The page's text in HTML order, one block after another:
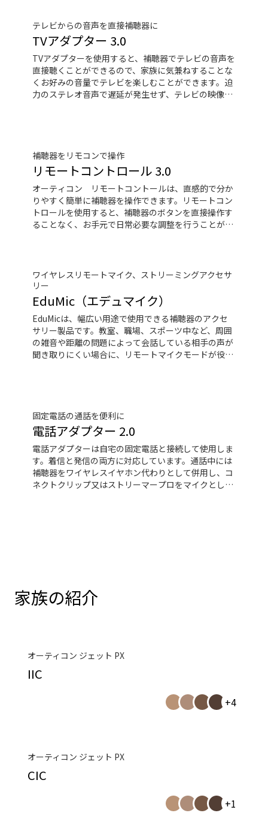
テレビからの音声を直接補聴器に
TVアダプター 3.0
TVアダプターを使用すると、補聴器でテレビの音声を
直接聴くことができるので、家族に気兼ねすることな
くお好みの音量でテレビを楽しむことができます。迫
力のステレオ音声で遅延が発生せず、テレビの映像を
補聴器をリモコンで操作
リモートコントロール 3.0
オーティコン リモートコントールは、直感的で分か
りやすく簡単に補聴器を操作できます。リモートコン
トロールを使用すると、補聴器のボタンを直接操作す
ることなく、お手元で日常必要な調整を行うことがで
ワイヤレスリモートマイク、ストリーミングアクセサ
リー
EduMic（エデュマイク）
EduMicは、幅広い用途で使用できる補聴器のアクセ
サリー製品です。教室、職場、スポーツ中など、周囲
の雑音や距離の問題によって会話している相手の声が
聞き取りにくい場合に、リモートマイクモードが役に
事ができます。また、ヒヤリングループシステムから
の音声を聞くこともできます
固定電話の通話を便利に
電話アダプター 2.0
電話アダプターは自宅の固定電話と接続して使用しま
す。着信と発信の両方に対応しています。通話中には
補聴器をワイヤレスイヤホン代わりとして併用し、コ
ネクトクリップ又はストリーマープロをマイクとして
家族の紹介
オーティコン ジェット PX
IIC
+4
オーティコン ジェット PX
CIC
+1